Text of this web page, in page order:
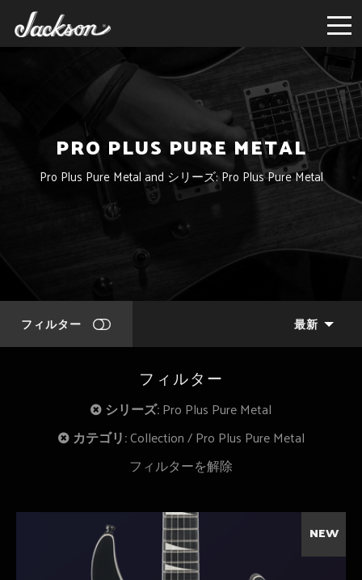
PRO PLUS PURE METAL
Pro Plus Pure Metal and シリーズ: Pro Plus Pure Metal
フィルター 最新
フィルター
シリーズ:Pro Plus Pure Metal
カテゴリ:Collection Pro Plus Pure Metal
フィルターを解除
NEW